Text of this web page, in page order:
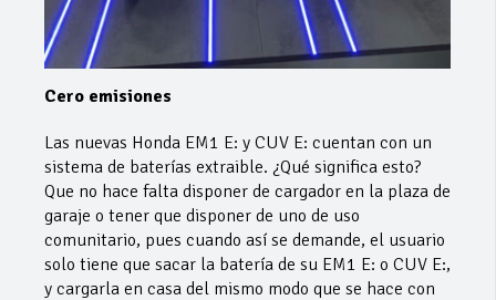
Cero emisiones
Las nuevas Honda EM1 E: y CUV E: cuentan con un
sistema de baterías extraible. ¿Qué significa esto?
Que no hace falta disponer de cargador en la plaza de
garaje o tener que disponer de uno de uso
comunitario, pues cuando así se demande, el usuario
solo tiene que sacar la batería de su EM1 E: o CUV E:,
y cargarla en casa del mismo modo que se hace con